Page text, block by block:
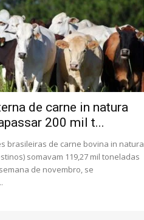
de carne in natura
200 mil t...
brasileiras de carne bovina in natura
somavam 119,27 mil toneladas
de novembro, se